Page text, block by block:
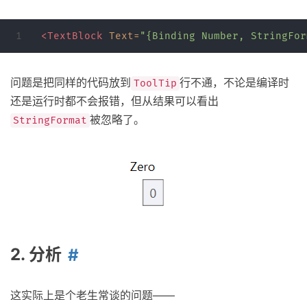
<TextBlock Text= "{Binding Number,
问题是把同样的代码放到 ToolTip 行不通，不论是编译时
还是运行时都不会报错，但从结果可以看出
StringFormat 被忽略了。
2. 分析
这实际上是个老生常谈的问题——